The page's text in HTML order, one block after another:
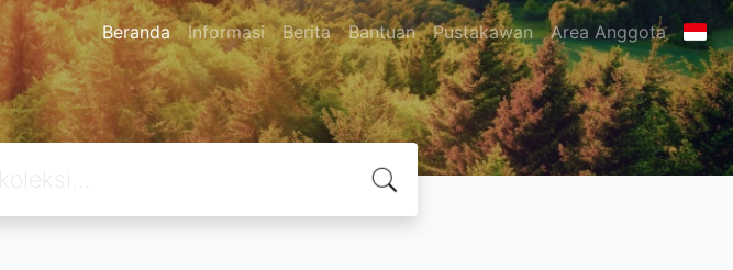
Beranda Informasi Berita Bantuan Pustakawan Area Anggota